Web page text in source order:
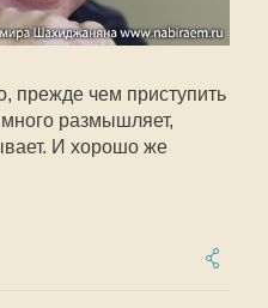
прежде чем приступить
размышляет,
И хорошо же